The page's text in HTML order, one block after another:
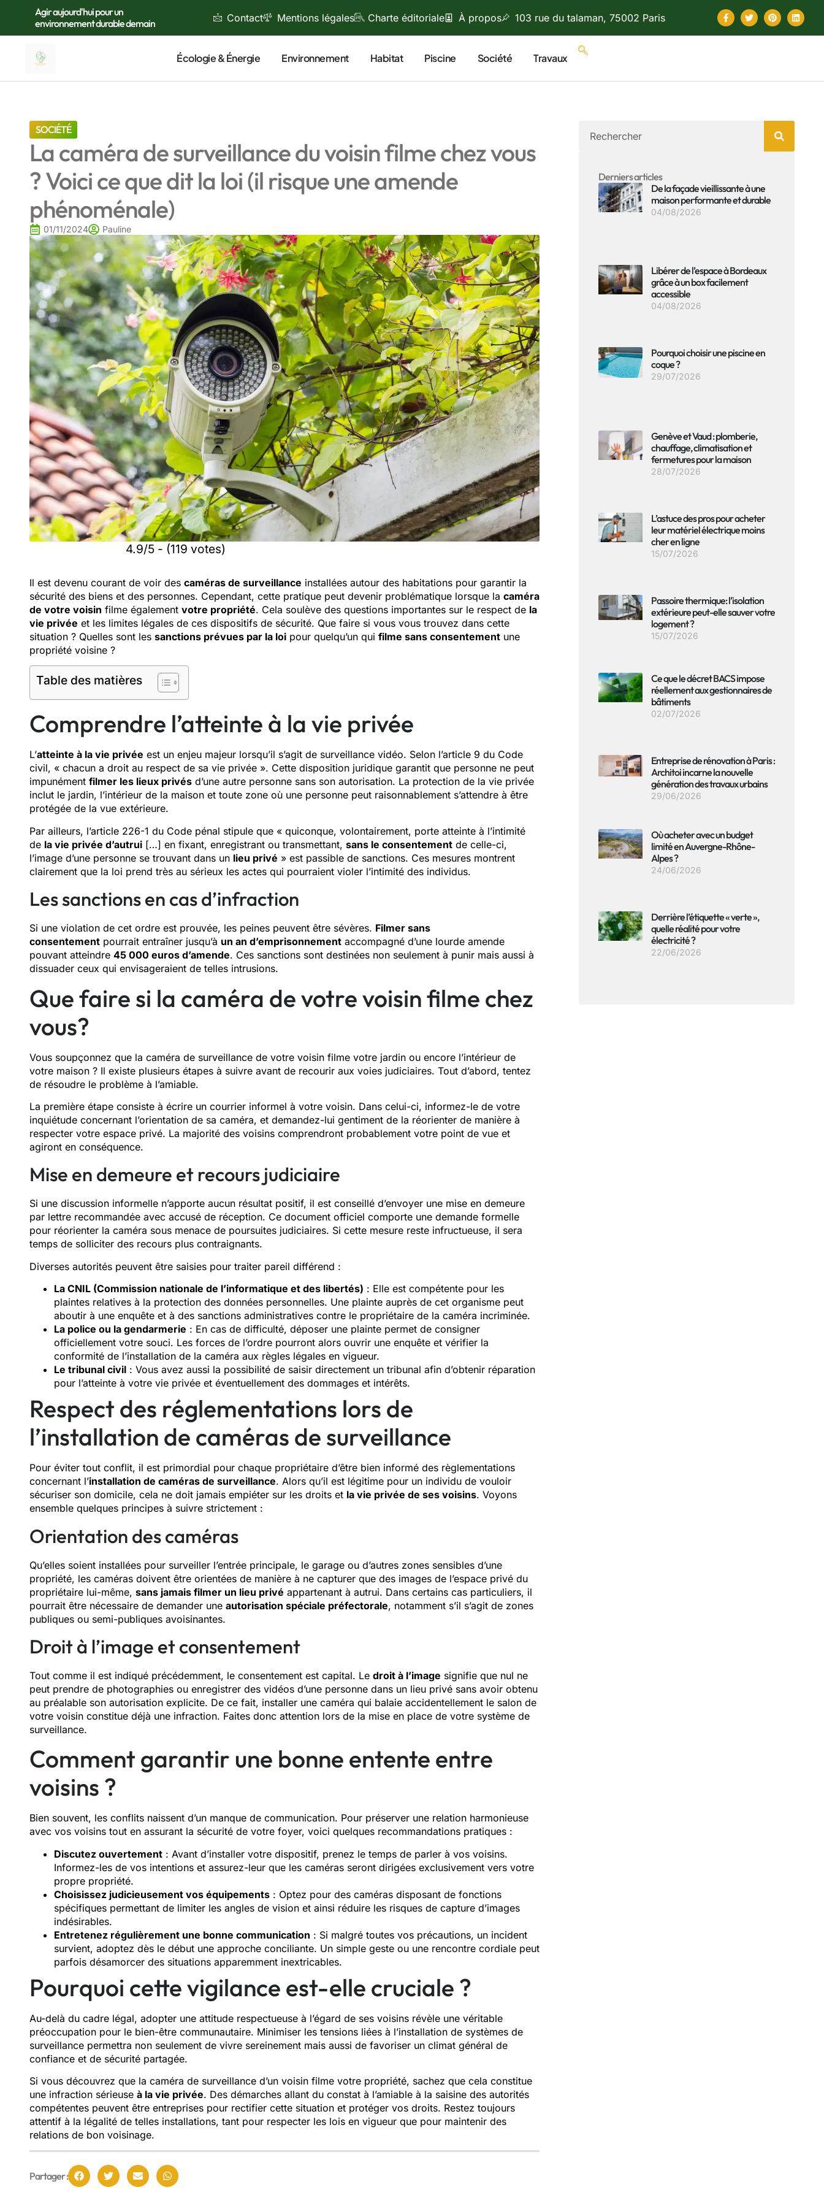
Agir aujourd'hui pour un
environnement durable demain
Contact Mentions légales Charte éditoriale À propos 103 rue du talaman, 75002 Paris
Écologie & Énergie Environnement Habitat Piscine Société Travaux
SOCIÉTÉ
La caméra de surveillance du voisin filme chez vous
? Voici ce que dit la loi (il risque une amende
phénoménale)
01/11/2024 Pauline
4.9/5 - (119 votes)
Il est devenu courant de voir des caméras de surveillance installées autour des habitations pour garantir la
sécurité des biens et des personnes. Cependant, cette pratique peut devenir problématique lorsque la caméra
de votre voisin filme également votre propriété. Cela soulève des questions importantes sur le respect de la
vie privée et les limites légales de ces dispositifs de sécurité. Que faire si vous vous trouvez dans cette
situation ? Quelles sont les sanctions prévues par la loi pour quelqu’un qui filme sans consentement une
propriété voisine ?
Table des matières
Comprendre l’atteinte à la vie privée
L’atteinte à la vie privée est un enjeu majeur lorsqu’il s’agit de surveillance vidéo. Selon l’article 9 du Code
civil, « chacun a droit au respect de sa vie privée ». Cette disposition juridique garantit que personne ne peut
impunément filmer les lieux privés d’une autre personne sans son autorisation. La protection de la vie privée
inclut le jardin, l’intérieur de la maison et toute zone où une personne peut raisonnablement s’attendre à être
protégée de la vue extérieure.
Par ailleurs, l’article 226-1 du Code pénal stipule que « quiconque, volontairement, porte atteinte à l’intimité
de la vie privée d’autrui […] en fixant, enregistrant ou transmettant, sans le consentement de celle-ci,
l’image d’une personne se trouvant dans un lieu privé » est passible de sanctions. Ces mesures montrent
clairement que la loi prend très au sérieux les actes qui pourraient violer l’intimité des individus.
Les sanctions en cas d’infraction
Si une violation de cet ordre est prouvée, les peines peuvent être sévères. Filmer sans
consentement pourrait entraîner jusqu’à un an d’emprisonnement accompagné d’une lourde amende
pouvant atteindre 45 000 euros d’amende. Ces sanctions sont destinées non seulement à punir mais aussi à
dissuader ceux qui envisageraient de telles intrusions.
Que faire si la caméra de votre voisin filme chez
vous?
Vous soupçonnez que la caméra de surveillance de votre voisin filme votre jardin ou encore l’intérieur de
votre maison ? Il existe plusieurs étapes à suivre avant de recourir aux voies judiciaires. Tout d’abord, tentez
de résoudre le problème à l’amiable.
La première étape consiste à écrire un courrier informel à votre voisin. Dans celui-ci, informez-le de votre
inquiétude concernant l’orientation de sa caméra, et demandez-lui gentiment de la réorienter de manière à
respecter votre espace privé. La majorité des voisins comprendront probablement votre point de vue et
agiront en conséquence.
Mise en demeure et recours judiciaire
Si une discussion informelle n’apporte aucun résultat positif, il est conseillé d’envoyer une mise en demeure
par lettre recommandée avec accusé de réception. Ce document officiel comporte une demande formelle
pour réorienter la caméra sous menace de poursuites judiciaires. Si cette mesure reste infructueuse, il sera
temps de solliciter des recours plus contraignants.
Diverses autorités peuvent être saisies pour traiter pareil différend :
La CNIL (Commission nationale de l’informatique et des libertés) : Elle est compétente pour les
plaintes relatives à la protection des données personnelles. Une plainte auprès de cet organisme peut
aboutir à une enquête et à des sanctions administratives contre le propriétaire de la caméra incriminée.
La police ou la gendarmerie : En cas de difficulté, déposer une plainte permet de consigner
officiellement votre souci. Les forces de l’ordre pourront alors ouvrir une enquête et vérifier la
conformité de l’installation de la caméra aux règles légales en vigueur.
Le tribunal civil : Vous avez aussi la possibilité de saisir directement un tribunal afin d’obtenir réparation
pour l’atteinte à votre vie privée et éventuellement des dommages et intérêts.
Respect des réglementations lors de
l’installation de caméras de surveillance
Pour éviter tout conflit, il est primordial pour chaque propriétaire d’être bien informé des règlementations
concernant l’installation de caméras de surveillance. Alors qu’il est légitime pour un individu de vouloir
sécuriser son domicile, cela ne doit jamais empiéter sur les droits et la vie privée de ses voisins. Voyons
ensemble quelques principes à suivre strictement :
Orientation des caméras
Qu’elles soient installées pour surveiller l’entrée principale, le garage ou d’autres zones sensibles d’une
propriété, les caméras doivent être orientées de manière à ne capturer que des images de l’espace privé du
propriétaire lui-même, sans jamais filmer un lieu privé appartenant à autrui. Dans certains cas particuliers, il
pourrait être nécessaire de demander une autorisation spéciale préfectorale, notamment s’il s’agit de zones
publiques ou semi-publiques avoisinantes.
Droit à l’image et consentement
Tout comme il est indiqué précédemment, le consentement est capital. Le droit à l’image signifie que nul ne
peut prendre de photographies ou enregistrer des vidéos d’une personne dans un lieu privé sans avoir obtenu
au préalable son autorisation explicite. De ce fait, installer une caméra qui balaie accidentellement le salon de
votre voisin constitue déjà une infraction. Faites donc attention lors de la mise en place de votre système de
surveillance.
Comment garantir une bonne entente entre
voisins ?
Bien souvent, les conflits naissent d’un manque de communication. Pour préserver une relation harmonieuse
avec vos voisins tout en assurant la sécurité de votre foyer, voici quelques recommandations pratiques :
Discutez ouvertement : Avant d’installer votre dispositif, prenez le temps de parler à vos voisins.
Informez-les de vos intentions et assurez-leur que les caméras seront dirigées exclusivement vers votre
propre propriété.
Choisissez judicieusement vos équipements : Optez pour des caméras disposant de fonctions
spécifiques permettant de limiter les angles de vision et ainsi réduire les risques de capture d’images
indésirables.
Entretenez régulièrement une bonne communication : Si malgré toutes vos précautions, un incident
survient, adoptez dès le début une approche conciliante. Un simple geste ou une rencontre cordiale peut
parfois désamorcer des situations apparemment inextricables.
Pourquoi cette vigilance est-elle cruciale ?
Au-delà du cadre légal, adopter une attitude respectueuse à l’égard de ses voisins révèle une véritable
préoccupation pour le bien-être communautaire. Minimiser les tensions liées à l’installation de systèmes de
surveillance permettra non seulement de vivre sereinement mais aussi de favoriser un climat général de
confiance et de sécurité partagée.
Si vous découvrez que la caméra de surveillance d’un voisin filme votre propriété, sachez que cela constitue
une infraction sérieuse à la vie privée. Des démarches allant du constat à l’amiable à la saisine des autorités
compétentes peuvent être entreprises pour rectifier cette situation et protéger vos droits. Restez toujours
attentif à la légalité de telles installations, tant pour respecter les lois en vigueur que pour maintenir des
relations de bon voisinage.
Partager :
Derniers articles
De la façade vieillissante à une
maison performante et durable
04/08/2026
Libérer de l’espace à Bordeaux
grâce à un box facilement
accessible
04/08/2026
Pourquoi choisir une piscine en
coque ?
29/07/2026
Genève et Vaud : plomberie,
chauffage, climatisation et
fermetures pour la maison
28/07/2026
L’astuce des pros pour acheter
leur matériel électrique moins
cher en ligne
15/07/2026
Passoire thermique: l’isolation
extérieure peut-elle sauver votre
logement ?
15/07/2026
Ce que le décret BACS impose
réellement aux gestionnaires de
bâtiments
02/07/2026
Entreprise de rénovation à Paris :
Architoi incarne la nouvelle
génération des travaux urbains
29/06/2026
Où acheter avec un budget
limité en Auvergne-Rhône-
Alpes ?
24/06/2026
Derrière l’étiquette « verte »,
quelle réalité pour votre
électricité ?
22/06/2026